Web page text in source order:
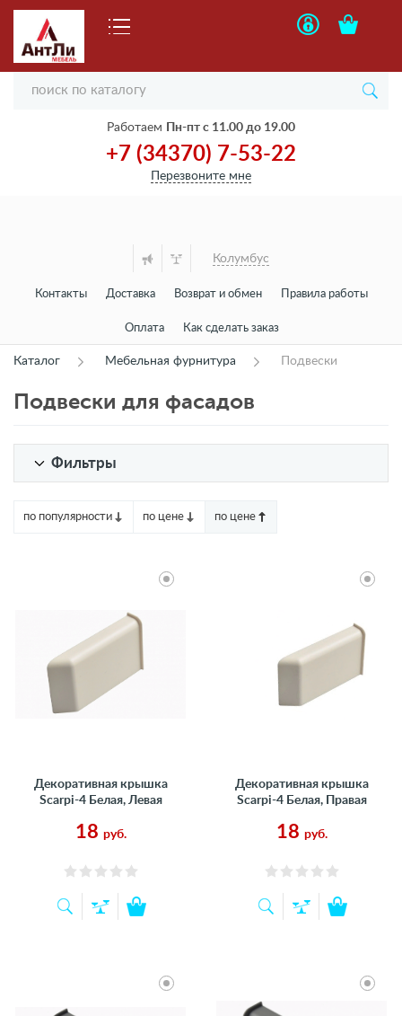
Работаем Пн-пт с 11.00 до 19.00
+7 (34370) 7-53-22
Перезвоните мне
Колумбус
Контакты Доставка Возврат и обмен Правила работы
Оплата Как сделать заказ
Каталог Мебельная фурнитура Подвески
Подвески для фасадов
Фильтры
по популярности по цене по цене
Декоративная крышка
Scarpi-4 Белая, Левая
18 руб.
Декоративная крышка
Scarpi-4 Белая, Правая
18 руб.